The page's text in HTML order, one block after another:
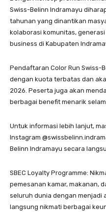
Swiss-Belinn Indramayu
tahunan yang dinantikan
kolaborasi komunitas,
business di Kabupaten
Pendaftaran Color Run Swiss-
dengan kuota terbatas dan
2026. Peserta juga akan
berbagai benefit menarik
Untuk informasi lebih lanjut,
Instagram
Belinn Indramayu secara
SBEC Loyalty Programme:
pemesanan kamar, makanan,
seluruh dunia dengan menjadi
langsung nikmati berbagai